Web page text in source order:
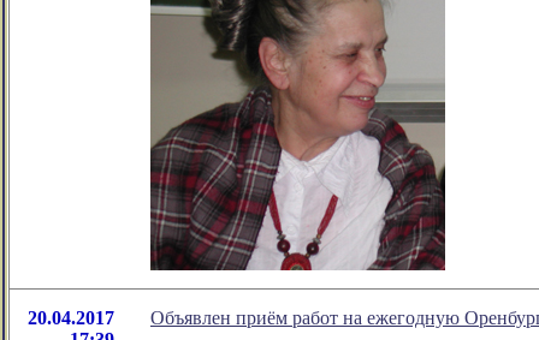
20.04.2017
Объявлен приём работ на ежегодную